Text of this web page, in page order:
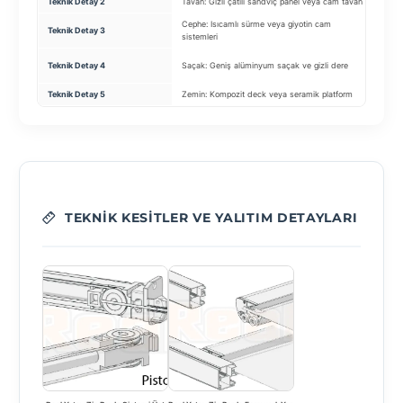
Teknik Detay 3
Cephe: Isıcamlı sürme veya giyotin cam
sistemleri
Teknik Detay 4 Saçak: Geniş alüminyum saçak ve gizli dere
Teknik Detay 5 Zemin: Kompozit deck veya seramik platform
TEKNIK KESITLER VE YALITIM DETAYLARI